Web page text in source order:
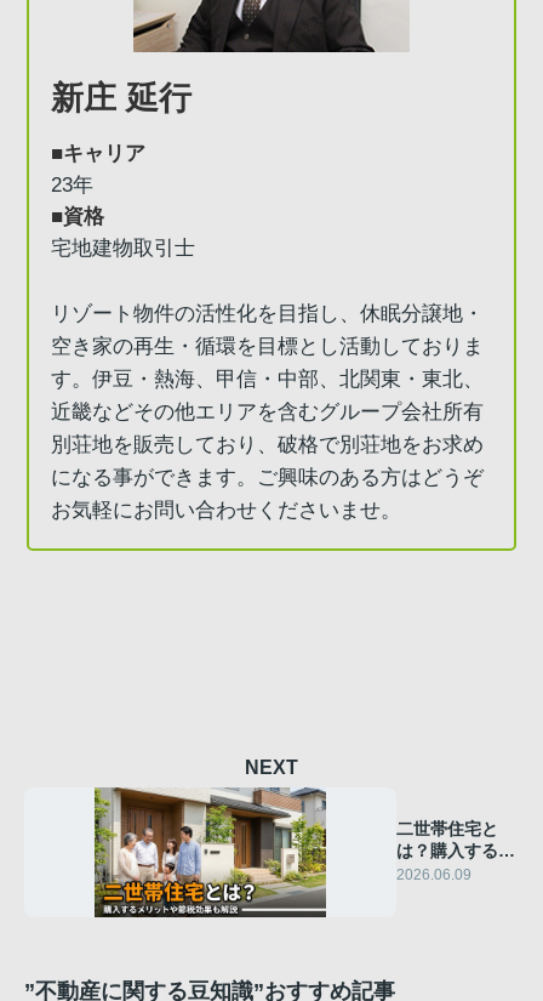
新庄 延行
■キャリア
23年
■資格
宅地建物取引士
リゾート物件の活性化を目指し、休眠分譲地・
空き家の再生・循環を目標とし活動しておりま
す。伊豆・熱海、甲信・中部、北関東・東北、
近畿などその他エリアを含むグループ会社所有
別荘地を販売しており、破格で別荘地をお求め
になる事ができます。ご興味のある方はどうぞ
お気軽にお問い合わせくださいませ。
NEXT
二世帯住宅と
は？購入するメ
リットや節税効
2026.06.09
”不動産に関する豆知識”おすすめ記事